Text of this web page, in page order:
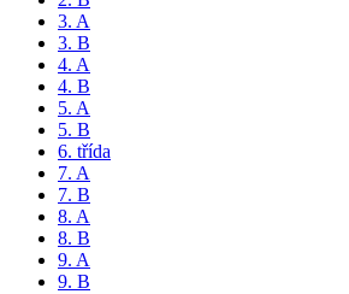
3. A
3. B
4. A
4. B
5. A
5. B
6. třída
7. A
7. B
8. A
8. B
9. A
9. B